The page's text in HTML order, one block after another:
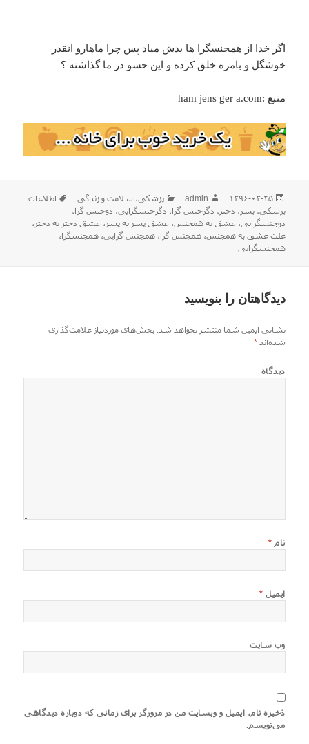
اگر خدا از همجنسگرا ها بدش میاد پس چرا ماهارو انقدر
خوشگل و بامزه خلق کرده و این حسو در ما گذاشته ؟
منبع :ham jens ger a.com
ارسال
شده
در
۱۳۹۶-۰۳-۲۵ نویسنده
admin دسته‌ها
پزشکی، سلامت و زندگی برچسب‌ها
اطلاعات
پزشکی،پسر ، دختر ، دگرجنس گرا، دگرجنسگرایی، دوجنس گرا،
دوجنسگرایی،عشق به همجنس،عشق پسر به پسر ،عشق دختر به دختر ،
علت عشق به همجنس،همجنس گرا،همجنس گرایی،همجنسگرا،
همجنسگرایی
دیدگاهتان را بنویسید
نشانی ایمیل شما منتشر نخواهد شد.
بخش‌های موردنیاز علامت‌گذاری
شده‌اند*
دیدگاه
نام *
ایمیل *
وب‌ سایت
ذخیره نام، ایمیل و وبسایت من در مرورگر برای زمانی که دوباره دیدگاهی
می‌نویسم.